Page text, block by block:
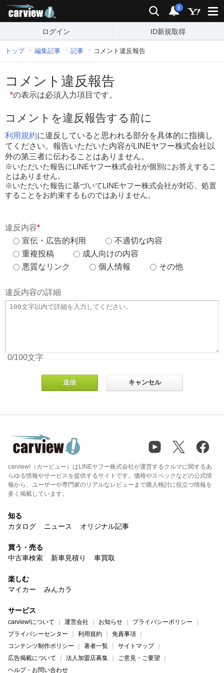
検索 通知
i
ログイン ID新規取得
トップ 編集記事 記事 コメント違反報告
コメント違反報告
*の表示は必須入力項目です。
コメントを違反報告する前に
利用規約に違反していると思われる部分を具体的に指摘し
てください。報告いただいた内容がLINEヤフー株式会社以
外の第三者に伝わることはありません。
※いただいた報告にLINEヤフー株式会社が個別にお答えするこ
とはありません。
※いただいた報告に基づいてLINEヤフー株式会社が対応、処置
することをお約束するものではありません。
違反内容*
宣伝・広告的利用
不適切な内容
重複投稿
成人向けの内容
悪質なリンク
個人情報 その他
違反内容の詳細
0/100文字
carview!（カービュー）はLINEヤフー株式会社が運営するクルマに関するあ
らゆる情報やサービスを提供するサイトです。価格やスペックなどの公式情
報から、ユーザーや専門家のリアルなレビューまで購入検討に役立つ情報を
多く掲載しています。
知る
カタログ
ニュース オリジナル記事
買う・売る
中古車検索
新車見積り 車買取
楽しむ
マイカー
みんカラ
サービス
carview!について 運営会社 お知らせ
プライバシーポリシー
プライバシーセンター
利用規約
免責事項
コンテンツ制作ポリシー
著者一覧
サイトマップ
広告掲載について
法人加盟店募集
ご意見・ご要望
ヘルプ・お問い合わせ